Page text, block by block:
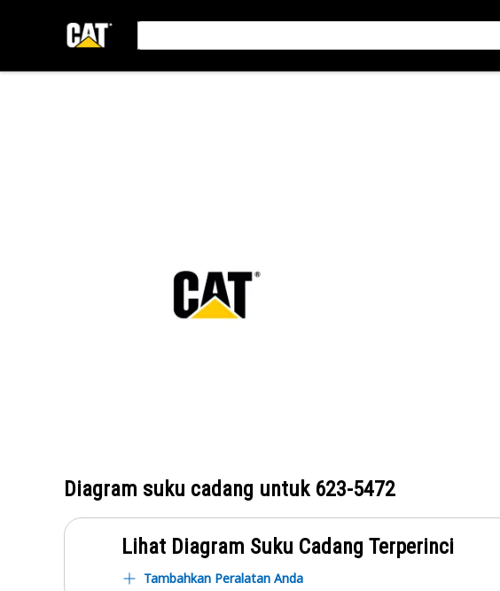
Diagram suku cadang untuk 623-5472
Lihat Diagram Suku Cadang Terperinci
Tambahkan Peralatan Anda